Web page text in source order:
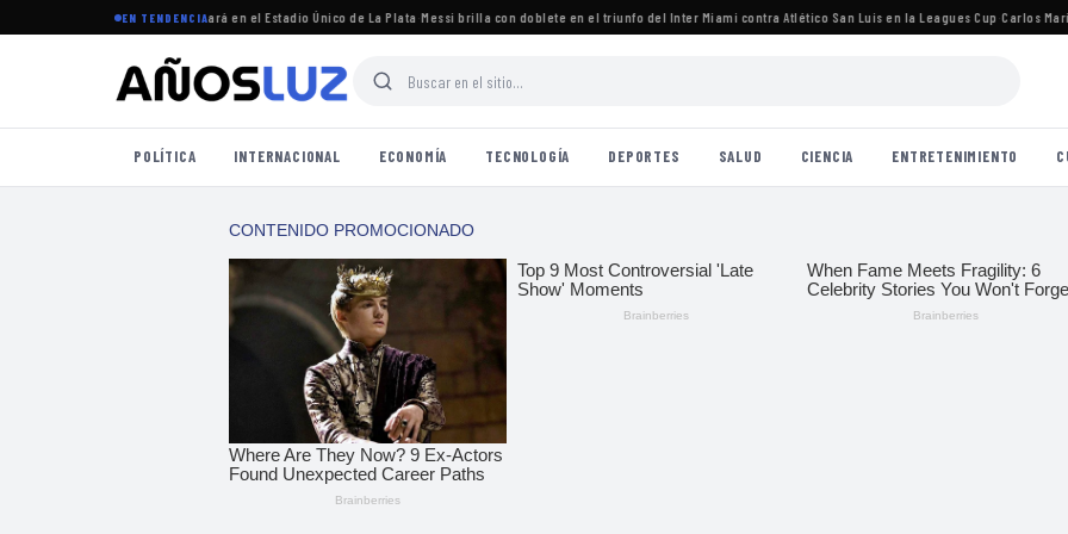
EN TENDENCIA
torneo Clausura 2026 se jugará en el Estadio Único de La Plata·Messi brilla con doblete en el triunfo del Inter Miami contra Atlético San Luis en la Leagues Cup·Carlos María
POLÍTICA INTERNACIONAL ECONOMÍA TECNOLOGÍA DEPORTES SALUD CIENCIA ENTRETENIMIENTO